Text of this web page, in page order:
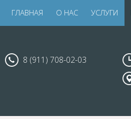
ГЛАВНАЯ О НАС УСЛУГИ
8 (911) 708-02-03